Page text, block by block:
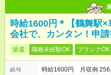
時給1600円＊【鶴舞駅
会社で、カンタン！申請
派遣 職種未経験OK ブランクOK
給与
時給1600円 月収例